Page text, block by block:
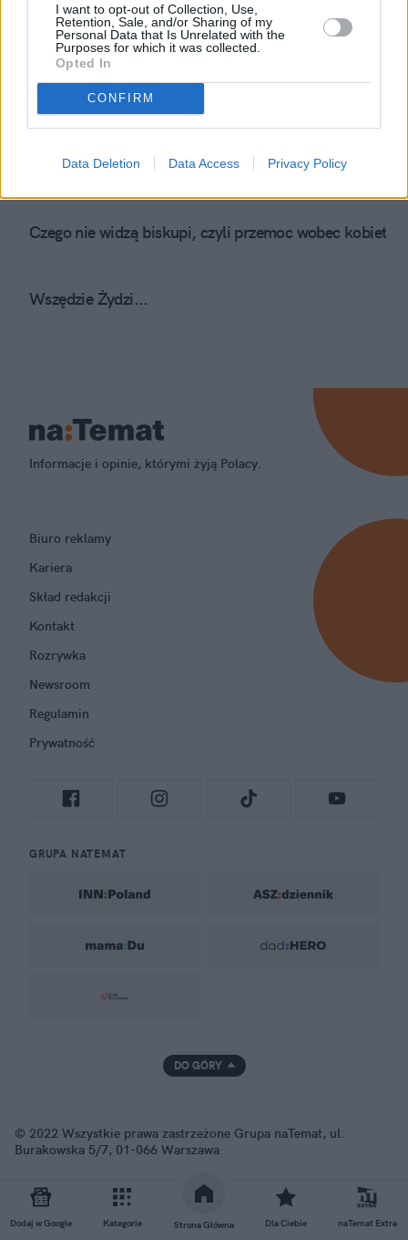
I want to opt-out of Collection, Use,
Retention, Sale, and/or Sharing of my
Personal Data that Is Unrelated with the
Purposes for which it was collected.
Opted In
CONFIRM
Data Deletion Data Access Privacy Policy
Dodaj w Google Kategorie Strona Główna Dla Ciebie naTemat Extra
Siema! Ściema!
Dekada kłamstwa
Właśnie to mnie boli!
Czego nie widzą biskupi, czyli przemoc wobec kobiet
Wszędzie Żydzi...
Informacje i opinie, którymi żyją Polacy.
Biuro reklamy
Kariera
Skład redakcji
Kontakt
Rozrywka
Newsroom
Regulamin
Prywatność
GRUPA NATEMAT
DO GÓRY
© 2022 Wszystkie prawa zastrzeżone Grupa naTemat, ul.
Burakowska 5/7, 01-066 Warszawa